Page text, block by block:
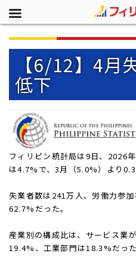
【6/12】4月
低下
フィリピン統計局は9日、2026
は4.7%で、3月（5.0%）より
失業者数は241万人、労働力参
62.7%だった。
産業別の構成比は、サービス業
19.4%、工業部門は18.3%だった